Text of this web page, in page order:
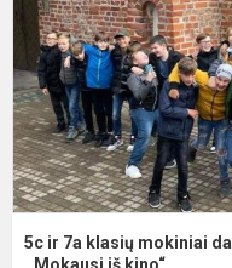
5c ir 7a klasių mokiniai